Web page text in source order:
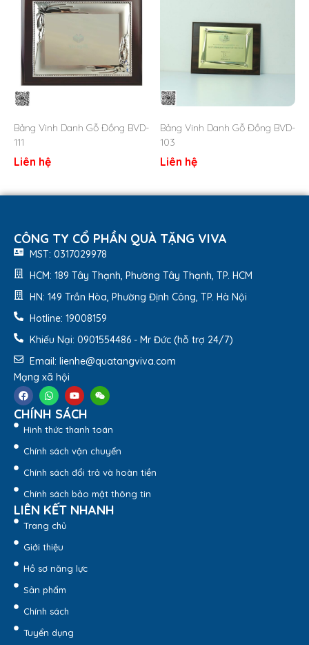
Bảng vinh danh
được làm từ khung gỗ MDF sơn PU, khung
nội dung bằng kim loại, nội dung theo thiết kế của khách
hàng., tạo nên sự kết hợp độc đáo và đẳng cấp. Mẫu mã
rất đa dạng, kích thước riêng theo yêu cầu của khách hàng.
Bảng Vinh Danh Gỗ Đồng Tri Ân BVD-102 –
Quatangviva.com
2.2. Độ bền lâu dài theo thời gian
Thông thường các chất liệu làm bảng vinh danh chủ yếu là
gỗ đồng nên có độ bền cao. Quà tặng được dùng làm
trang trí lâu dài theo thời gian mà không sợ phai màu, hư
hỏng.
Bảng Vinh Danh Gỗ Đồng BVD-
111
Liên hệ
Bảng Vinh Danh Gỗ Đồng BVD-
103
Liên hệ
CÔNG TY CỔ PHẦN QUÀ TẶNG VIVA
MST: 0317029978
HCM: 189 Tây Thạnh, Phường Tây Thạnh, TP. HCM
HN: 149 Trần Hòa, Phường Định Công, TP. Hà Nội
Hotline: 19008159
Khiếu Nại: 0901554486 - Mr Đức (hỗ trợ 24/7)
Email: lienhe@quatangviva.com
Mạng xã hội
CHÍNH SÁCH
Hình thức thanh toán
Chính sách vận chuyển
Chính sách đổi trả và hoàn tiền
Chính sách bảo mật thông tin
LIÊN KẾT NHANH
Trang chủ
Giới thiệu
Hồ sơ năng lực
Sản phẩm
Chính sách
Tuyển dụng